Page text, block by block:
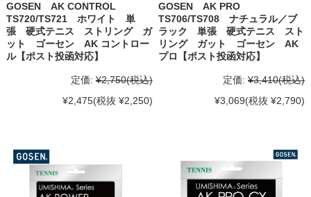
GOSEN AK CONTROL
TS720/TS721 ホワイト 単
張 硬式テニス ストリング ガ
ット ゴーセン AK コントロー
ル【ポスト投函対応】
定価: ¥2,750(税込)
¥2,475(税抜 ¥2,250)
GOSEN AK PRO
TS706/TS708 ナチュラル／ブ
ラック 単張 硬式テニス スト
リング ガット ゴーセン AK
プロ【ポスト投函対応】
定価: ¥3,410(税込)
¥3,069(税抜 ¥2,790)